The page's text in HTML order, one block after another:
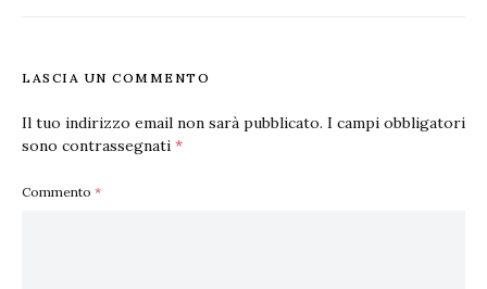
LASCIA UN COMMENTO
Il tuo indirizzo email non sarà pubblicato. I campi obbligatori
sono contrassegnati *
Commento *